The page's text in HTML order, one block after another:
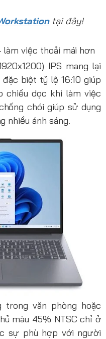
tại đây!
làm việc thoải mái hơn
IPS mang lại
biệt tỷ lệ 16:10 giúp
chiều dọc khi làm việc
chói giúp sử dụng
nhiều ánh sáng.
văn phòng hoặc
màu 45% NTSC chỉ ở
sự phù hợp với người